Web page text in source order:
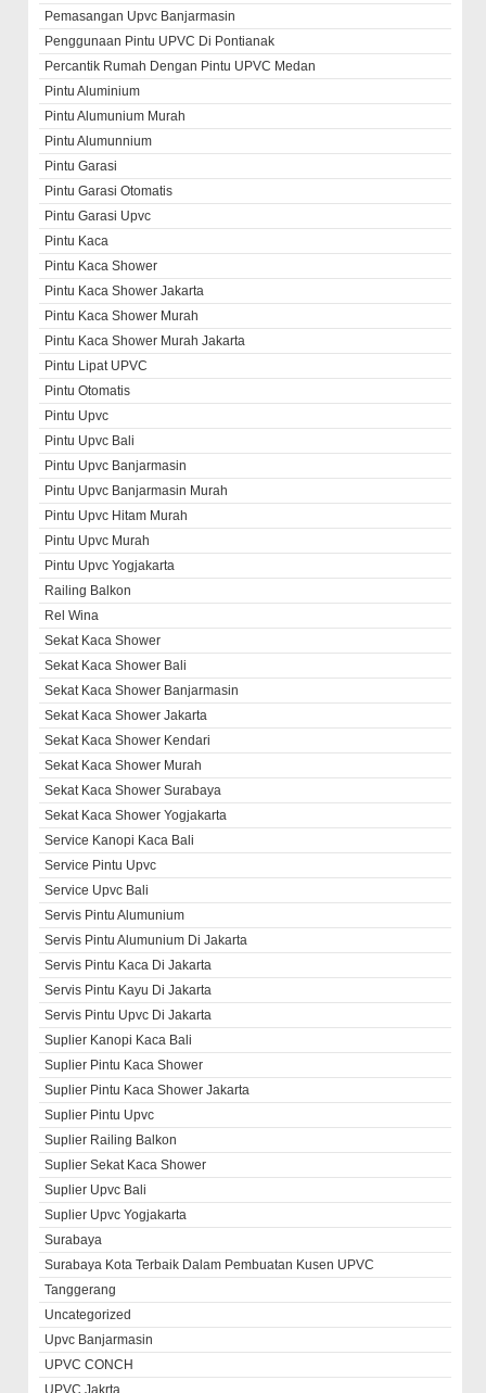
Pemasangan Upvc Banjarmasin
Penggunaan Pintu UPVC Di Pontianak
Percantik Rumah Dengan Pintu UPVC Medan
Pintu Aluminium
Pintu Alumunium Murah
Pintu Alumunnium
Pintu Garasi
Pintu Garasi Otomatis
Pintu Garasi Upvc
Pintu Kaca
Pintu Kaca Shower
Pintu Kaca Shower Jakarta
Pintu Kaca Shower Murah
Pintu Kaca Shower Murah Jakarta
Pintu Lipat UPVC
Pintu Otomatis
Pintu Upvc
Pintu Upvc Bali
Pintu Upvc Banjarmasin
Pintu Upvc Banjarmasin Murah
Pintu Upvc Hitam Murah
Pintu Upvc Murah
Pintu Upvc Yogjakarta
Railing Balkon
Rel Wina
Sekat Kaca Shower
Sekat Kaca Shower Bali
Sekat Kaca Shower Banjarmasin
Sekat Kaca Shower Jakarta
Sekat Kaca Shower Kendari
Sekat Kaca Shower Murah
Sekat Kaca Shower Surabaya
Sekat Kaca Shower Yogjakarta
Service Kanopi Kaca Bali
Service Pintu Upvc
Service Upvc Bali
Servis Pintu Alumunium
Servis Pintu Alumunium Di Jakarta
Servis Pintu Kaca Di Jakarta
Servis Pintu Kayu Di Jakarta
Servis Pintu Upvc Di Jakarta
Suplier Kanopi Kaca Bali
Suplier Pintu Kaca Shower
Suplier Pintu Kaca Shower Jakarta
Suplier Pintu Upvc
Suplier Railing Balkon
Suplier Sekat Kaca Shower
Suplier Upvc Bali
Suplier Upvc Yogjakarta
Surabaya
Surabaya Kota Terbaik Dalam Pembuatan Kusen UPVC
Tanggerang
Uncategorized
Upvc Banjarmasin
UPVC CONCH
UPVC Jakrta